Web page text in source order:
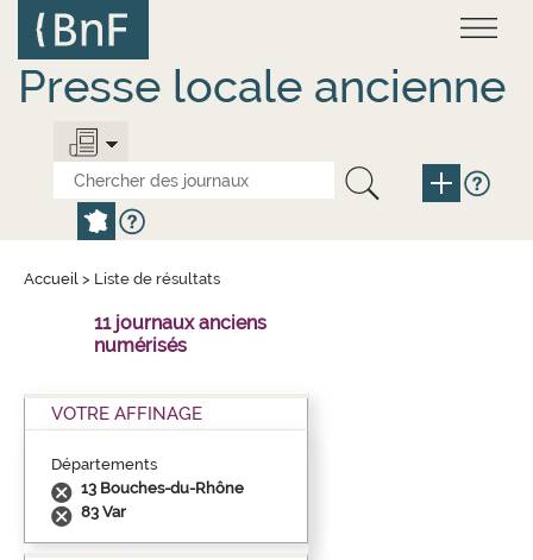
contenu
principal
Presse locale ancienne
Accueil > Liste de résultats
11 journaux anciens
numérisés
VOTRE AFFINAGE
Départements
13 Bouches-du-Rhône
83 Var
Panneau de gestion des cookies